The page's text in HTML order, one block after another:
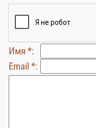
Имя *:
Email *: